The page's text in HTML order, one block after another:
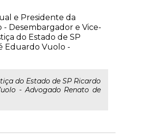
e Presidente da
- Desembargador e Vice-
do Estado de SP
Eduardo Vuolo -
do Estado de SP Ricardo
- Advogado Renato de